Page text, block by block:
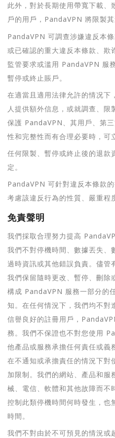
此外，對於長期使用帶寬下載、
戶的用戶，PandaVPN 將限製
PandaVPN 可調查涉嫌違反本
或已確認的重大違反本條款、欺
監管要求或滥用 PandaVPN 服
暫停或終止賬戶。
在適當且適用法律允許的情况
人提供額外信息，或就調查、
保護 PandaVPN、其用戶、第
性和完整性而有合理必要時，可
任何限製、暫停或終止後的退款
定。
PandaVPN 可針對違反本條款
考慮該違反行為的性質、嚴重程
免責聲明
我們採取合理努力提高
我們不對停機時間、數據丟失、
過時資訊或其他錯誤負責。儘管
我們保留隨時更改、暫停、刪
構成 PandaVPN 服務一部分的
知。在任何情況下，我們均不對
信譽良好的註冊用戶，
務。我們不保證也不對您使用
他產品或服務承擔任何責任或義
在不通知或承擔責任的情況下
加限制。我們的網站、產品和服
械、電信、軟體和其他故障而不
控制此類停機時間何時發生，也
時間。
我們不對由於不可預見的情況或